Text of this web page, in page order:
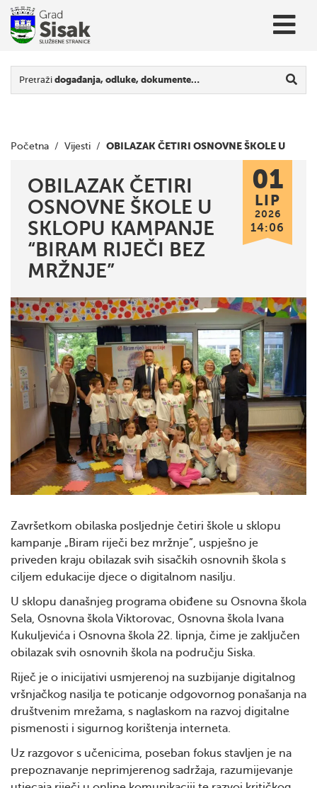
Pretraži događanja, odluke, dokumente…
Početna / Vijesti / OBILAZAK ČETIRI OSNOVNE ŠKOLE U
SKLOPU KAMPANJE “BIRAM RIJEČI BEZ MRŽNJE”
OBILAZAK ČETIRI
OSNOVNE ŠKOLE U
SKLOPU KAMPANJE
“BIRAM RIJEČI BEZ
MRŽNJE”
01
LIP
2026
14:06
Završetkom obilaska posljednje četiri škole u sklopu
kampanje „Biram riječi bez mržnje”, uspješno je
priveden kraju obilazak svih sisačkih osnovnih škola s
ciljem edukacije djece o digitalnom nasilju.
U sklopu današnjeg programa obiđene su Osnovna škola
Sela, Osnovna škola Viktorovac, Osnovna škola Ivana
Kukuljevića i Osnovna škola 22. lipnja, čime je zaključen
obilazak svih osnovnih škola na području Siska.
Riječ je o inicijativi usmjerenoj na suzbijanje digitalnog
vršnjačkog nasilja te poticanje odgovornog ponašanja na
društvenim mrežama, s naglaskom na razvoj digitalne
pismenosti i sigurnog korištenja interneta.
Uz razgovor s učenicima, poseban fokus stavljen je na
prepoznavanje neprimjerenog sadržaja, razumijevanje